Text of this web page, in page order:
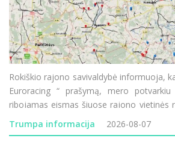
Rokiškio rajono savivaldybė informuoja,
Euroracing “ prašymą, mero
ribojamas eismas šiuose rajono vietinės
199 „Močiekiai–Pagada“ – eismas
Trumpa informacija 2026-08-07